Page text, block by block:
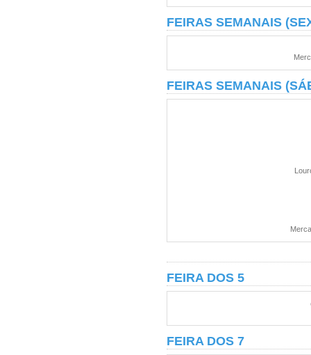
FEIRAS SEMANAIS
FEIRAS SEMANAIS
FEIRA DOS 5
FEIRA DOS 7